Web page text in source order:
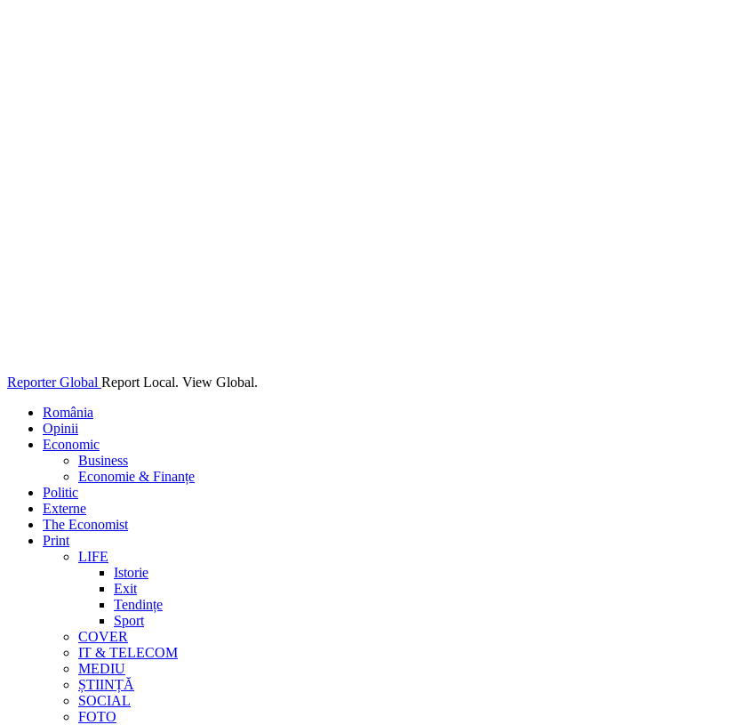
Reporter Global Report Local. View Global.
România
Opinii
Economic
Business
Economie & Finanțe
Politic
Externe
The Economist
Print
LIFE
Istorie
Exit
Tendințe
Sport
COVER
IT & TELECOM
MEDIU
ȘTIINȚĂ
SOCIAL
FOTO